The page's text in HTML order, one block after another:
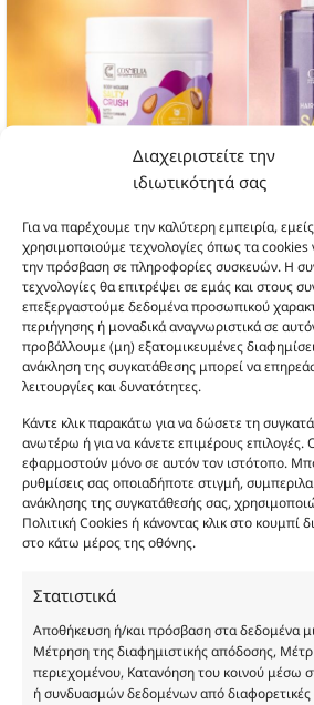
Διαχειριστείτε την
ιδιωτικότητά σας
Για να παρέχουμε την καλύτερη εμπειρία,
χρησιμοποιούμε τεχνολογίες όπως τα cookies
την πρόσβαση σε πληροφορίες συσκευών. Η
τεχνολογίες θα επιτρέψει σε εμάς και στους
επεξεργαστούμε δεδομένα προσωπικού
περιήγησης ή μοναδικά αναγνωριστικά σε
προβάλλουμε (μη) εξατομικευμένες
ανάκληση της συγκατάθεσης μπορεί να
λειτουργίες και δυνατότητες.
Κάντε κλικ παρακάτω για να δώσετε τη
ανωτέρω ή για να κάνετε επιμέρους επιλογές.
εφαρμοστούν μόνο σε αυτόν τον ιστότοπο.
ρυθμίσεις σας οποιαδήποτε στιγμή,
ανάκλησης της συγκατάθεσής σας,
Πολιτική Cookies ή κάνοντας κλικ στο κουμπί
στο κάτω μέρος της οθόνης.
Στατιστικά
Αποθήκευση ή/και πρόσβαση στα δεδομένα
Μέτρηση της διαφημιστικής απόδοσης,
περιεχομένου, Κατανόηση του κοινού μέσω
ή συνδυασμών δεδομένων από διαφορετικές
Body Mousse salty crush
Hair
αρωμα Bronze goddess και